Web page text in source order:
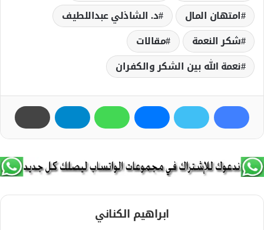
امتهان المال
د. الشاذلي عبداللطيف
شكر النعمة
مقالات
نعمة الله بين الشكر والكفران
ابراهيم الكناني